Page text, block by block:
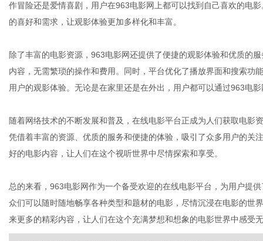
作冒险还是爱情喜剧，用户在963电影网上都可以找到自己喜欢的电
的喜好和需求，让观影体验更加多样化和丰富。
除了丰富的电影资源，963电影网还提供了便捷的观影体验和优质的
内容，无需繁琐的操作和费用。同时，平台优化了播放界面和搜索功
用户的观影体验。无论是在家里还是在外出，用户都可以通过963电
随着网络技术的不断发展和普及，在线电影平台正成为人们获取电影
凭借着丰富的资源、优质的服务和便捷的体验，吸引了众多用户的关
好的电影内容，让人们在这个视听世界中尽情探索和享受。
总的来看，963电影网作为一个备受欢迎的在线电影平台，为用户提
众们可以随时随地畅享各种类型和题材的电影，尽情沉浸在电影的世
来更多的精彩内容，让人们在这个充满梦想和想象的电影世界中感受